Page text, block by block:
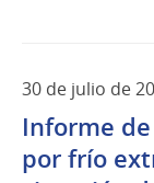
30 de julio de
Informe
por frío